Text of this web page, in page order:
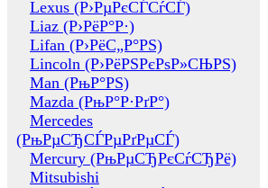
Lexus (Р›РµРєСЃСѓСЃ)
Liaz (Р›РёР°Р·)
Lifan (Р›РёС„Р°РЅ)
Lincoln (Р›РёРЅРєРѕР»СЊРЅ)
Man (РњР°РЅ)
Mazda (РњР°Р·РґР°)
Mercedes
(РњРµСЂСЃРµРґРµСЃ)
Mercury (РњРµСЂРєСѓСЂРё)
Mitsubishi